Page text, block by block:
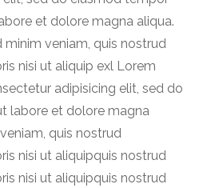
et dolore magna aliqua.
minim veniam, quis nostrud
nisi ut aliquip exl Lorem
adipisicing elit, sed do
labore et dolore magna
quis nostrud
nisi ut aliquipquis nostrud
nisi ut aliquipquis nostrud